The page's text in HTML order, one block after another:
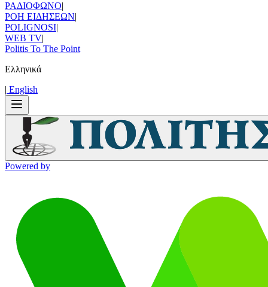
ΡΑΔΙΟΦΩΝΟ|
ΡΟΗ ΕΙΔΗΣΕΩΝ|
POLIGNOSI|
WEB TV|
Politis To The Point
Ελληνικά
| Εnglish
Powered by